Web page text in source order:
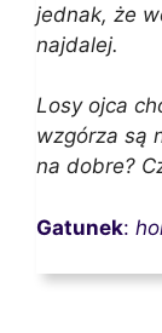
jednak, że
najdalej.
Losy ojca
wzgórza są
na dobre?
Gatunek: